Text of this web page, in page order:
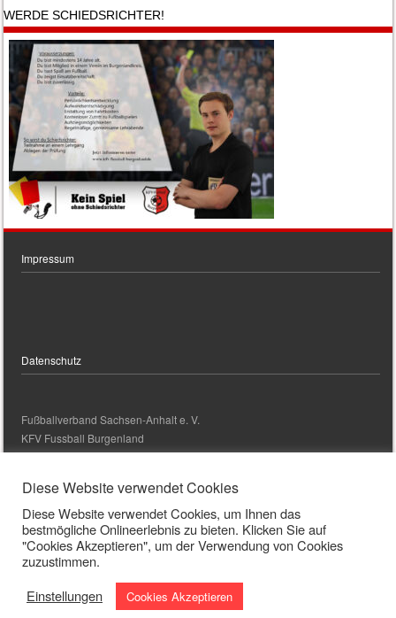
WERDE SCHIEDSRICHTER!
Impressum
Datenschutz
Fußballverband Sachsen-Anhalt e. V.
KFV Fussball Burgenland
kontakt@kfv-fussball-burgenland.de
Kontakt
IBAN: DE24 8005 3000 3017 0045 70
BIC: NOLADE21BLK
Diese Website verwendet Cookies
Diese Website verwendet Cookies, um Ihnen das
bestmögliche Onlineerlebnis zu bieten. Klicken Sie auf
"Cookies Akzeptieren", um der Verwendung von Cookies
zuzustimmen.
Einstellungen
Cookies Akzeptieren